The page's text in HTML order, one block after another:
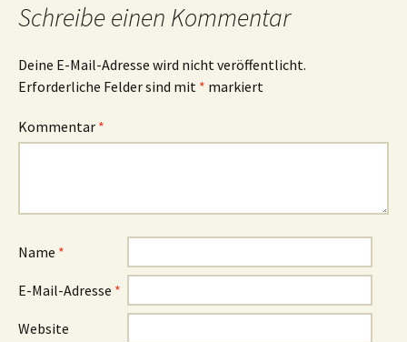
Schreibe einen Kommentar
Deine E-Mail-Adresse wird nicht veröffentlicht.
Erforderliche Felder sind mit * markiert
Kommentar *
Name *
E-Mail-Adresse *
Website